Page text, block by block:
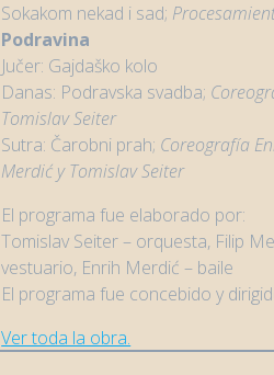
Sokakom nekad i sad;
Podravina
Jučer: Gajdaško kolo
Danas: Podravska svadba;
Tomislav Seiter
Sutra: Čarobni prah; Coreografía
Merdić y Tomislav Seiter
El programa fue elaborado por:
Tomislav Seiter – orquesta, Filip
vestuario, Enrih Merdić – baile
El programa fue concebido y
Ver toda la obra.